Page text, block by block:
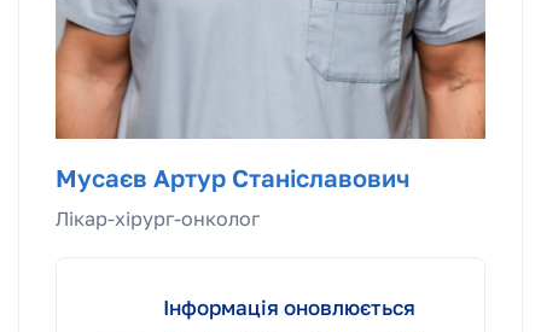
Мусаєв Артур Станіславович
Лікар-хірург-онколог
Інформація оновлюється